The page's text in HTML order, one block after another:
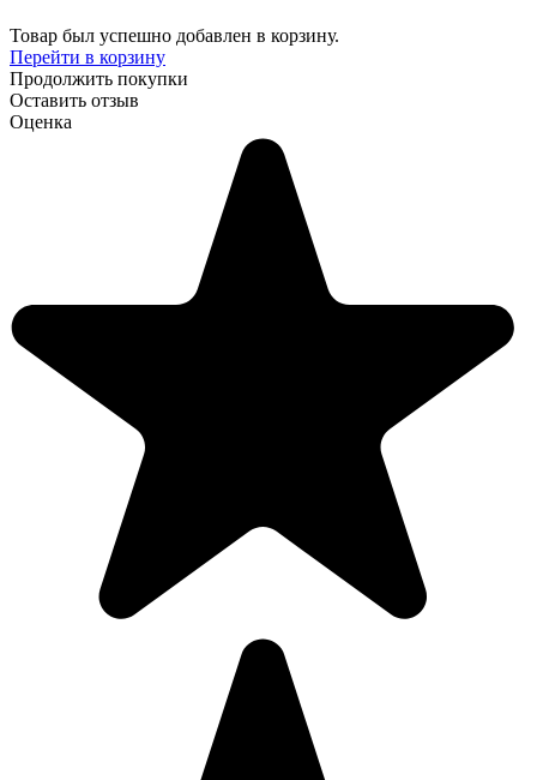
Товар был успешно добавлен в корзину.
Перейти в корзину
Продолжить покупки
Оставить отзыв
Оценка